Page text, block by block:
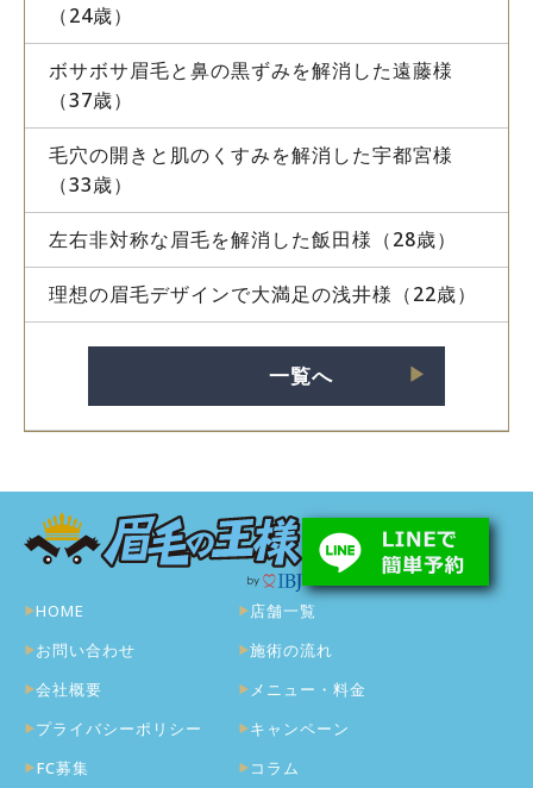
（24歳）
ボサボサ眉毛と鼻の黒ずみを解消した遠藤様
（37歳）
毛穴の開きと肌のくすみを解消した宇都宮様
（33歳）
左右非対称な眉毛を解消した飯田様（28歳）
理想の眉毛デザインで大満足の浅井様（22歳）
一覧へ ▶︎
HOME
お問い合わせ
会社概要
プライバシーポリシー
FC募集
店舗一覧
施術の流れ
メニュー・料金
キャンペーン
コラム